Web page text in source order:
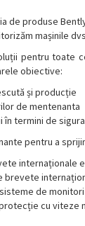
de produse
mașinile
pentru toate
obiective:
și producție
de mentenanta
în termini de
pentru a
internaționale
brevete
de
cu viteze